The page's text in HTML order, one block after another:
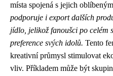
místa spojená s jejich
podporuje i export dalších
jídlo, jelikož fanoušci po celém
preference svých idolů. Tento
kreativní průmysl stimulovat
vliv. Příkladem může být